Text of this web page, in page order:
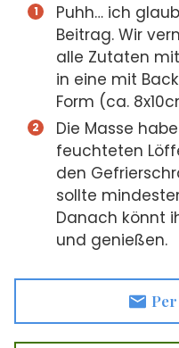
Puhh… ich
Bei­trag. Wir
alle Zuta­ten
in eine mit
Form (ca.
Die Mas­se
feuch­te­ten
den
soll­te
Danach könnt
und genie­ßen.